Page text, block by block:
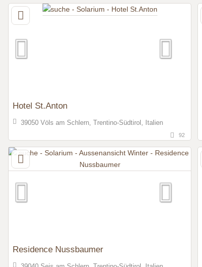
Hotel St.Anton
39050 Völs am Schlern, Trentino-Südtirol, Italien
92
Residence Nussbaumer